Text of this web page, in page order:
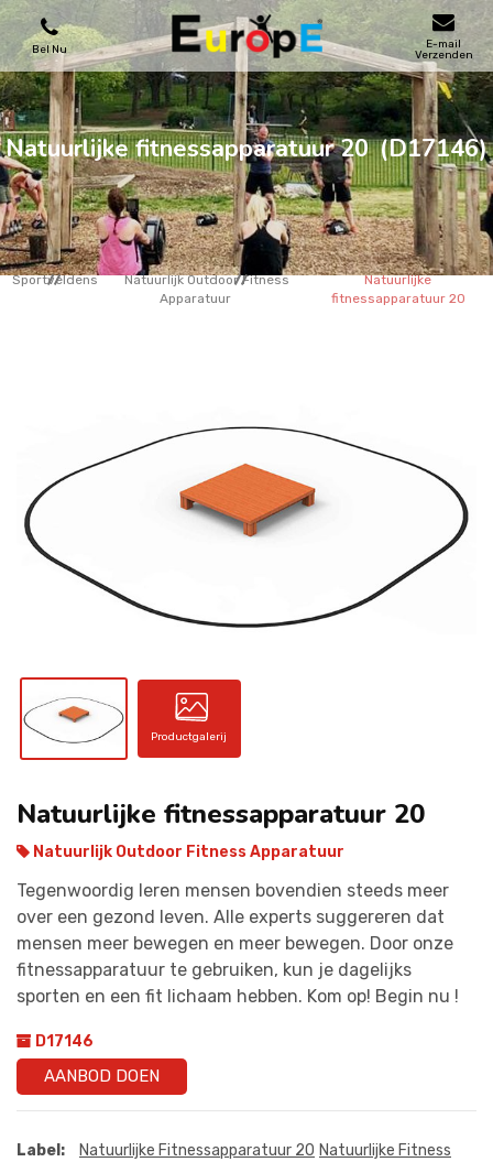
Bel Nu
E-mail
Verzenden
SPEELTOESTELLEN
SKATEPARKS
HOUTEN HUIZENS
STADSMEUBILAIRS
CONTACT
Natuurlijke fitnessapparatuur 20 (D17146)
Sportveldens
Natuurlijk Outdoor Fitness
Apparatuur
Natuurlijke
fitnessapparatuur 20
Productgalerij
Natuurlijke fitnessapparatuur 20
Natuurlijk Outdoor Fitness Apparatuur
Tegenwoordig leren mensen bovendien steeds meer
over een gezond leven. Alle experts suggereren dat
mensen meer bewegen en meer bewegen. Door onze
fitnessapparatuur te gebruiken, kun je dagelijks
sporten en een fit lichaam hebben. Kom op! Begin nu !
D17146
AANBOD DOEN
Label: Natuurlijke Fitnessapparatuur 20 Natuurlijke Fitness